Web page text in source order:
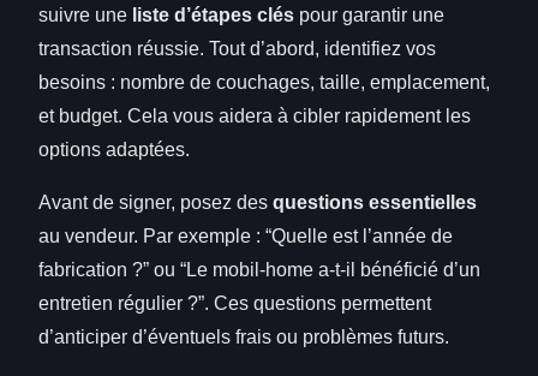
suivre une liste d’étapes clés pour garantir une
transaction réussie. Tout d’abord, identifiez vos
besoins : nombre de couchages, taille, emplacement,
et budget. Cela vous aidera à cibler rapidement les
options adaptées.
Avant de signer, posez des questions essentielles
au vendeur. Par exemple : “Quelle est l’année de
fabrication ?” ou “Le mobil-home a-t-il bénéficié d’un
entretien régulier ?”. Ces questions permettent
d’anticiper d’éventuels frais ou problèmes futurs.